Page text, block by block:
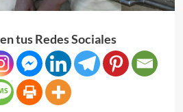
tus Redes Sociales